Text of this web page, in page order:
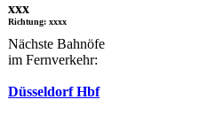
xxx
Richtung: xxxx
Nächste Bahnöfe
im Fernverkehr:
Düsseldorf Hbf